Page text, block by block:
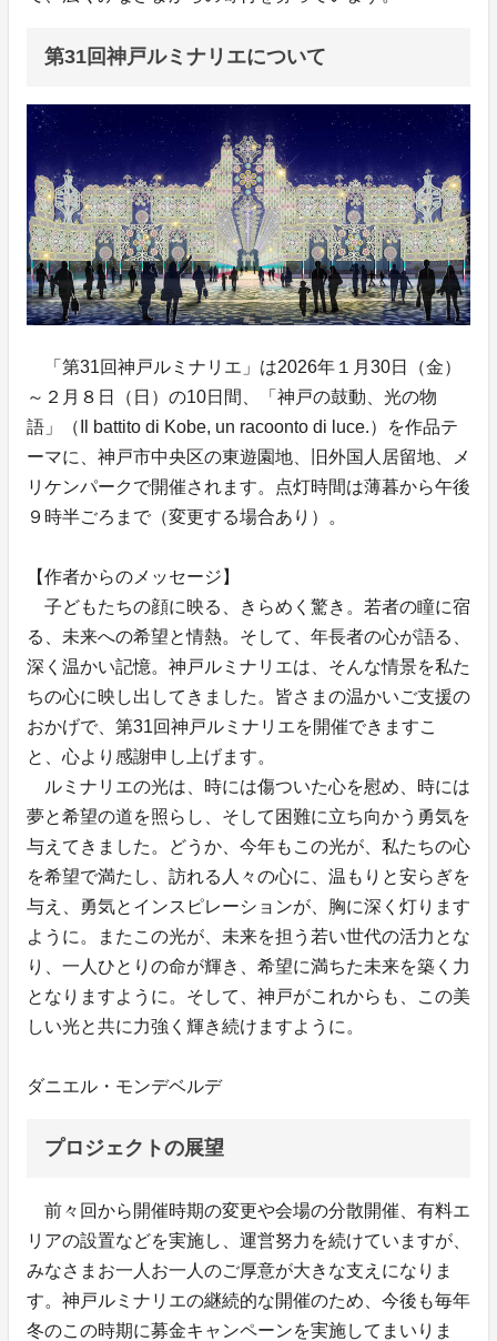
第31回神戸ルミナリエについて
「第31回神戸ルミナリエ」は2026年１月30日（金）
～２月８日（日）の10日間、「神戸の鼓動、光の物
語」（Il battito di Kobe, un racoonto di luce.）を作品テ
ーマに、神戸市中央区の東遊園地、旧外国人居留地、メ
リケンパークで開催されます。点灯時間は薄暮から午後
９時半ごろまで（変更する場合あり）。
【作者からのメッセージ】
子どもたちの顔に映る、きらめく驚き。若者の瞳に宿
る、未来への希望と情熱。そして、年長者の心が語る、
深く温かい記憶。神戸ルミナリエは、そんな情景を私た
ちの心に映し出してきました。皆さまの温かいご支援の
おかげで、第31回神戸ルミナリエを開催できますこ
と、心より感謝申し上げます。
ルミナリエの光は、時には傷ついた心を慰め、時には
夢と希望の道を照らし、そして困難に立ち向かう勇気を
与えてきました。どうか、今年もこの光が、私たちの心
を希望で満たし、訪れる人々の心に、温もりと安らぎを
与え、勇気とインスピレーションが、胸に深く灯ります
ように。またこの光が、未来を担う若い世代の活力とな
り、一人ひとりの命が輝き、希望に満ちた未来を築く力
となりますように。そして、神戸がこれからも、この美
しい光と共に力強く輝き続けますように。
ダニエル・モンデベルデ
プロジェクトの展望
前々回から開催時期の変更や会場の分散開催、有料エ
リアの設置などを実施し、運営努力を続けていますが、
みなさまお一人お一人のご厚意が大きな支えになりま
す。神戸ルミナリエの継続的な開催のため、今後も毎年
冬のこの時期に募金キャンペーンを実施してまいりま